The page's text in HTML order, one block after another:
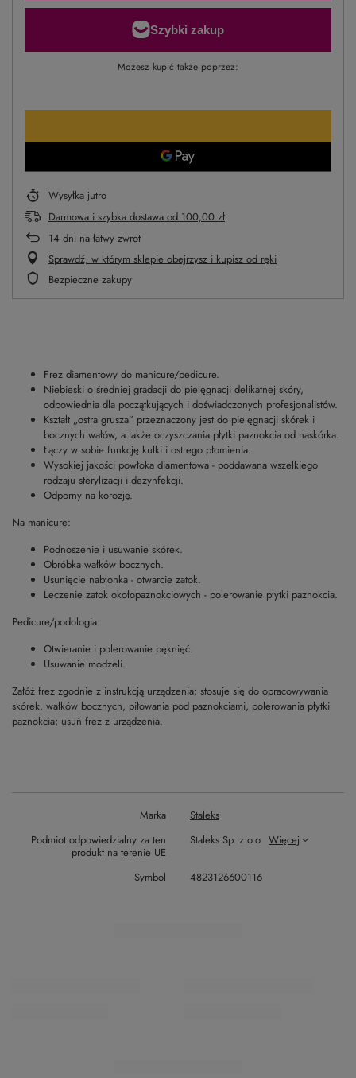
Możesz kupić także poprzez:
Wysyłka jutro
Darmowa i szybka dostawa od 100,00 zł
14 dni na łatwy zwrot
Sprawdź, w którym sklepie obejrzysz i kupisz od ręki
Bezpieczne zakupy
Frez diamentowy do manicure/pedicure.
Niebieski o średniej gradacji do pielęgnacji delikatnej skóry,
odpowiednia dla początkujących i doświadczonych profesjonalistów.
Kształt „ostra grusza” przeznaczony jest do pielęgnacji skórek i
bocznych wałów, a także oczyszczania płytki paznokcia od naskórka.
Łączy w sobie funkcję kulki i ostrego płomienia.
Wysokiej jakości powłoka diamentowa - poddawana wszelkiego
rodzaju sterylizacji i dezynfekcji.
Odporny na korozję.
Na manicure:
Podnoszenie i usuwanie skórek.
Obróbka wałków bocznych.
Usunięcie nabłonka - otwarcie zatok.
Leczenie zatok okołopaznokciowych - polerowanie płytki paznokcia.
Pedicure/podologia:
Otwieranie i polerowanie pęknięć.
Usuwanie modzeli.
Załóż frez zgodnie z instrukcją urządzenia; stosuje się do opracowywania
skórek, wałków bocznych, piłowania pod paznokciami, polerowania płytki
paznokcia; usuń frez z urządzenia.
Marka
Staleks
Podmiot odpowiedzialny za ten
produkt na terenie UE
Staleks Sp. z o.o Więcej
Symbol 4823126600116